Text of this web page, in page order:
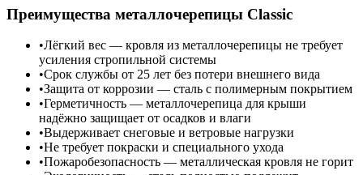
Преимущества металлочерепицы Classic
Лёгкий вес — кровля из металлочерепицы не требует
усиления стропильной системы
Срок службы от 25 лет без потери внешнего вида
Защита от коррозии — сталь с полимерным покрытием
Герметичность — металлочерепица для крыши
надёжно защищает от осадков и влаги
Выдерживает снеговые и ветровые нагрузки
Не требует покраски и специального ухода
Пожаробезопасность — металлическая кровля не горит